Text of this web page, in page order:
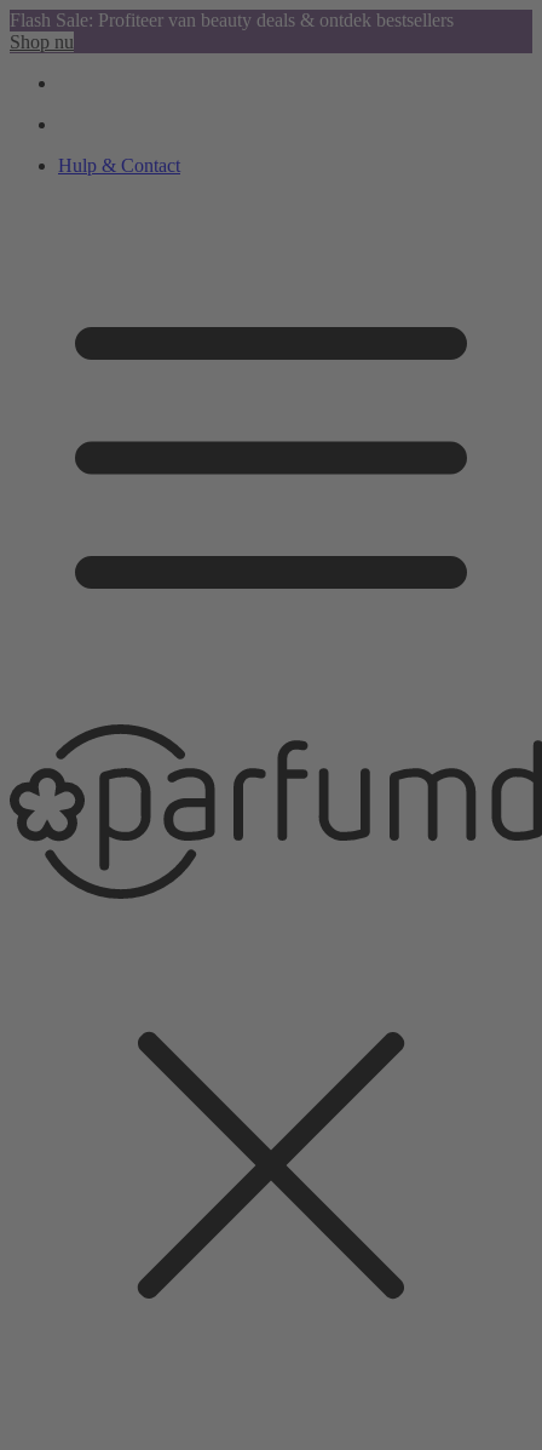
Flash Sale: Profiteer van beauty deals & ontdek bestsellers
Shop nu
Hulp & Contact